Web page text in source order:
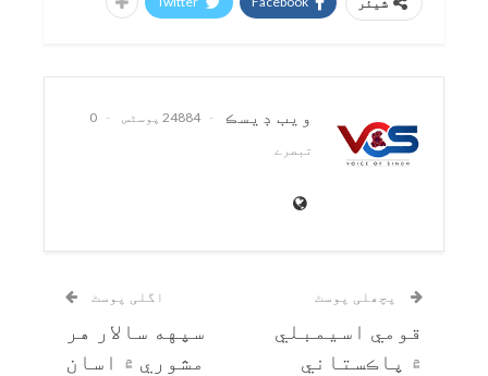
ويب ڊيسڪ 24884 پوسٹس
0
تبصرے
پچھلی پوسٹ
قومي اسيمبلي
۾ پاڪستاني
اگلی پوسٹ
سپهه سالار هر
مشوري ۾ اسان